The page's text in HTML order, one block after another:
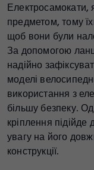
Електросамокати,
предметом, тому
щоб вони були
За допомогою
надійно
моделі
використання з
більшу безпеку.
кріплення
увагу на його
конструкції.